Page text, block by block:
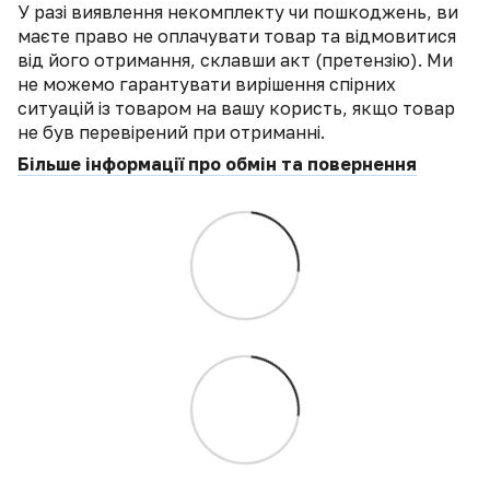
У разі виявлення некомплекту чи пошкоджень, ви
маєте право не оплачувати товар та відмовитися
від його отримання, склавши акт (претензію). Ми
не можемо гарантувати вирішення спірних
ситуацій із товаром на вашу користь, якщо товар
не був перевірений при отриманні.
Більше інформації про обмін та повернення